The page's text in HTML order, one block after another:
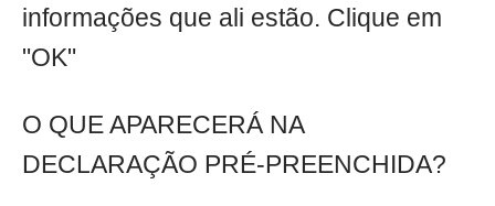
informações que ali estão. Clique em
"OK"
O QUE APARECERÁ NA
DECLARAÇÃO PRÉ-PREENCHIDA?